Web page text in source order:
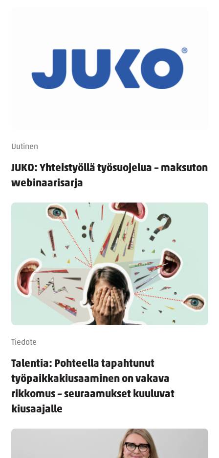
Uutinen
JUKO: Yhteistyöllä työsuojelua – maksuton
webinaarisarja
Tiedote
Talentia: Pohteella tapahtunut
työpaikkakiusaaminen on vakava
rikkomus – seuraamukset kuuluvat
kiusaajalle